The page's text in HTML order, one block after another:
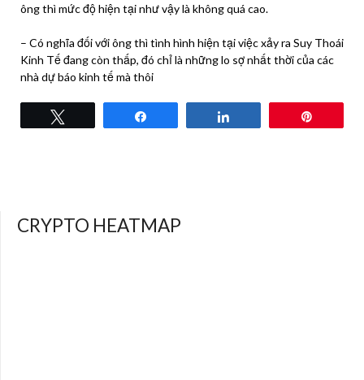
ông thì mức độ hiện tại như vậy là không quá cao.
– Có nghĩa đối với ông thì tình hình hiện tại việc xảy ra Suy Thoái
Kinh Tế đang còn thấp, đó chỉ là những lo sợ nhất thời của các
nhà dự báo kinh tế mà thôi
CRYPTO HEATMAP